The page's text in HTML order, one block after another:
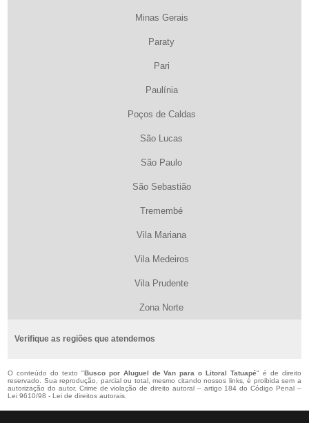
Minas Gerais
Paraty
Pari
Paulínia
Poços de Caldas
São Lucas
São Paulo
São Sebastião
Tremembé
Vila Mariana
Vila Medeiros
Vila Prudente
Zona Norte
Verifique as regiões que atendemos
O conteúdo do texto " Busco por Aluguel de Van para o Litoral Tatuapé" é de direito
reservado. Sua reprodução, parcial ou total, mesmo citando nossos links, é proibida sem a
autorização do autor. Crime de violação de direito autoral – artigo 184 do Código Penal –
Lei 9610/98 - Lei de direitos autorais.